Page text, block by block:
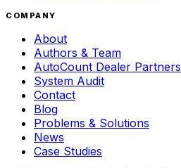
COMPANY
About
Authors & Team
AutoCount Dealer Partners
System Audit
Contact
Blog
Problems & Solutions
News
Case Studies